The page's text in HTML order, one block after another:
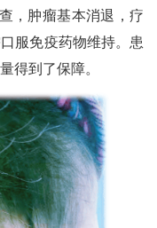
，肿瘤基本消退，疗
服免疫药物维持。患
得到了保障。